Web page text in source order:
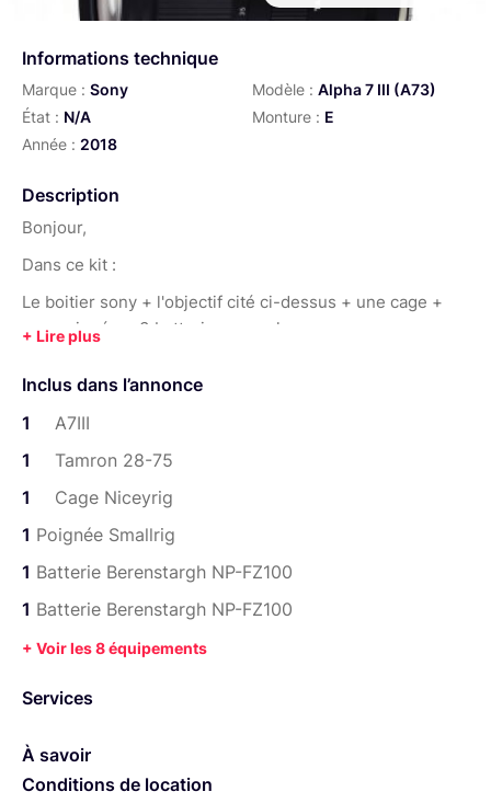
Informations technique
Marque : Sony Modèle : Alpha 7 III (A73)
État : N/A Monture : E
Année : 2018
Description
Bonjour,
Dans ce kit :
Le boitier sony + l'objectif cité ci-dessus + une cage +
une poignée + 3 batteries + un chargeur
Cross épaule
Inclus dans l’annonce
1
A7III
1
Tamron 28-75
1
Cage Niceyrig
1 Poignée Smallrig
1 Batterie Berenstargh NP-FZ100
1 Batterie Berenstargh NP-FZ100
+ Voir les 8 équipements
Services
À savoir
Conditions de location